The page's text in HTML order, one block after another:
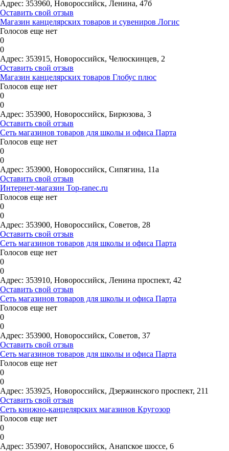
Адрес: 353960, Новороссийск, Ленина, 47б
Оставить свой отзыв
Магазин канцелярских товаров и сувениров Логис
Голосов еще нет
0
0
Адрес: 353915, Новороссийск, Челюскинцев, 2
Оставить свой отзыв
Магазин канцелярских товаров Глобус плюс
Голосов еще нет
0
0
Адрес: 353900, Новороссийск, Бирюзова, 3
Оставить свой отзыв
Сеть магазинов товаров для школы и офиса Парта
Голосов еще нет
0
0
Адрес: 353900, Новороссийск, Сипягина, 11а
Оставить свой отзыв
Интернет-магазин Top-ranec.ru
Голосов еще нет
0
0
Адрес: 353900, Новороссийск, Советов, 28
Оставить свой отзыв
Сеть магазинов товаров для школы и офиса Парта
Голосов еще нет
0
0
Адрес: 353910, Новороссийск, Ленина проспект, 42
Оставить свой отзыв
Сеть магазинов товаров для школы и офиса Парта
Голосов еще нет
0
0
Адрес: 353900, Новороссийск, Советов, 37
Оставить свой отзыв
Сеть магазинов товаров для школы и офиса Парта
Голосов еще нет
0
0
Адрес: 353925, Новороссийск, Дзержинского проспект, 211
Оставить свой отзыв
Сеть книжно-канцелярских магазинов Кругозор
Голосов еще нет
0
0
Адрес: 353907, Новороссийск, Анапское шоссе, 6